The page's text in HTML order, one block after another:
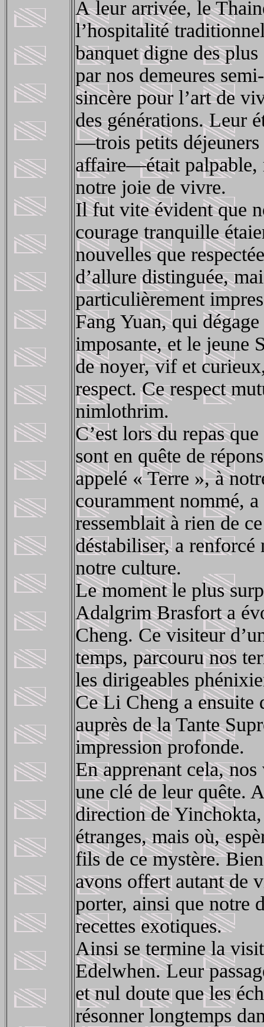
À leur arrivée, le
l’hospitalité
banquet digne des
par nos demeures
sincère pour l’art de
des générations. Leur
—trois petits déjeuners
affaire—était palpable,
notre joie de vivre.
Il fut vite évident que
courage tranquille
nouvelles que
d’allure distinguée,
particulièrement
Fang Yuan, qui
imposante, et le jeune
de noyer, vif et
respect. Ce respect
nimlothrim.
C’est lors du repas
sont en quête de
appelé « Terre », à
couramment nommé,
ressemblait à rien de
déstabiliser, a
notre culture.
Le moment le plus
Adalgrim Brasfort a
Cheng. Ce visiteur
temps, parcouru nos
les dirigeables
Ce Li Cheng a
auprès de la Tante
impression profonde.
En apprenant cela,
une clé de leur quête.
direction de
étranges, mais où,
fils de ce mystère.
avons offert autant de
porter, ainsi que notre
recettes exotiques.
Ainsi se termine la
Edelwhen. Leur
et nul doute que les
résonner longtemps